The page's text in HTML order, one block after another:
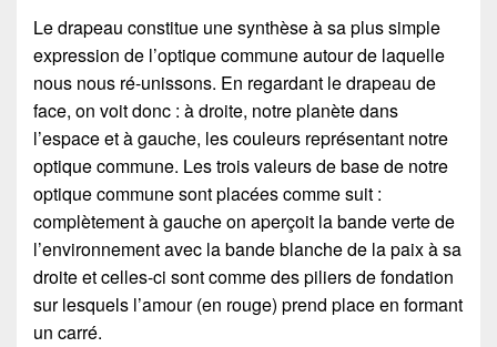
Le drapeau constitue une synthèse à sa plus simple
expression de l’optique commune autour de laquelle
nous nous ré-unissons. En regardant le drapeau de
face, on voit donc : à droite, notre planète dans
l’espace et à gauche, les couleurs représentant notre
optique commune. Les trois valeurs de base de notre
optique commune sont placées comme suit :
complètement à gauche on aperçoit la bande verte de
l’environnement avec la bande blanche de la paix à sa
droite et celles-ci sont comme des piliers de fondation
sur lesquels l’amour (en rouge) prend place en formant
un carré.